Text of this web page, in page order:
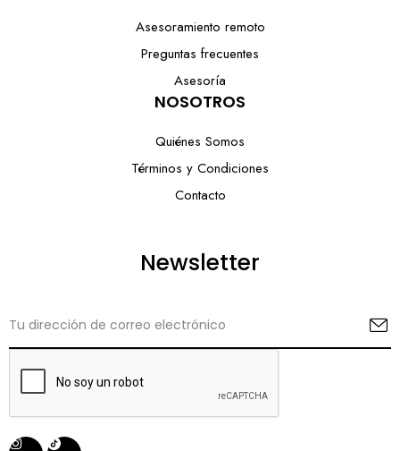
Asesoramiento remoto
Preguntas frecuentes
Asesoría
NOSOTROS
Quiénes Somos
Términos y Condiciones
Contacto
Newsletter